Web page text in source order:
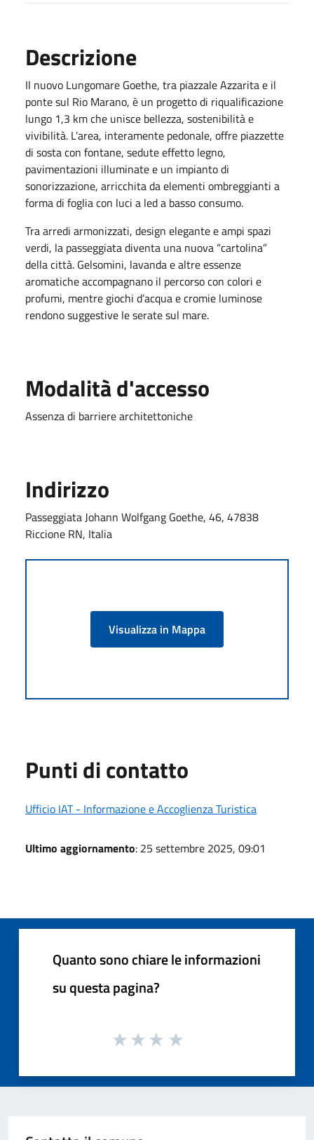
Descrizione
Il nuovo Lungomare Goethe, tra piazzale Azzarita e il
ponte sul Rio Marano, è un progetto di riqualificazione
lungo 1,3 km che unisce bellezza, sostenibilità e
vivibilità. L’area, interamente pedonale, offre piazzette
di sosta con fontane, sedute effetto legno,
pavimentazioni illuminate e un impianto di
sonorizzazione, arricchita da elementi ombreggianti a
forma di foglia con luci a led a basso consumo.
Tra arredi armonizzati, design elegante e ampi spazi
verdi, la passeggiata diventa una nuova “cartolina”
della città. Gelsomini, lavanda e altre essenze
aromatiche accompagnano il percorso con colori e
profumi, mentre giochi d’acqua e cromie luminose
rendono suggestive le serate sul mare.
Modalità d'accesso
Assenza di barriere architettoniche
Indirizzo
Passeggiata Johann Wolfgang Goethe, 46, 47838
Riccione RN, Italia
Visualizza in Mappa
Punti di contatto
Ufficio IAT - Informazione e Accoglienza Turistica
Ultimo aggiornamento: 25 settembre 2025, 09:01
Quanto sono chiare le informazioni
su questa pagina?